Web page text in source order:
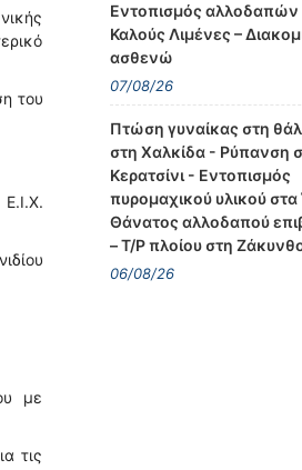
του
με
τις
Εντοπισμός αλλοδαπών
Καλούς Λιμένες –
ασθενώ
07/08/26
Πτώση γυναίκας στη
στη Χαλκίδα - Ρύπανση
Κερατσίνι - Εντοπισμός
πυρομαχικού υλικού στα
Θάνατος αλλοδαπού
– Τ/Ρ πλοίου στη
06/08/26